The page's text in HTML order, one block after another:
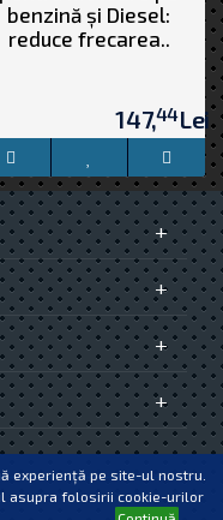
benzină și Diesel:
reduce frecarea..
147,44Lei
experiență pe site-ul nostru.
asupra folosirii cookie-urilor
Datelor [GDPR]